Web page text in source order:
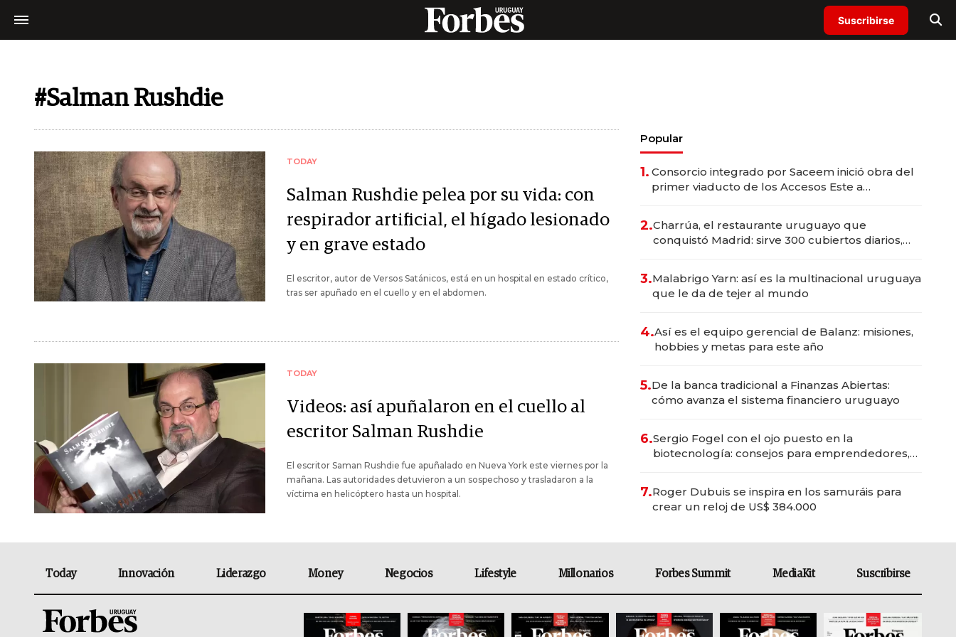
Suscribirse
#Salman Rushdie
TODAY
Salman Rushdie pelea por su vida: con
respirador artificial, el hígado lesionado
y en grave estado
El escritor, autor de Versos Satánicos, está en un hospital en estado crítico,
tras ser apuñado en el cuello y en el abdomen.
TODAY
Videos: así apuñalaron en el cuello al
escritor Salman Rushdie
El escritor Saman Rushdie fue apuñalado en Nueva York este viernes por la
mañana. Las autoridades detuvieron a un sospechoso y trasladaron a la
víctima en helicóptero hasta un hospital.
Popular
1. Consorcio integrado por Saceem inició obra del
primer viaducto de los Accesos Este a
2.Charrúa, el restaurante uruguayo que
conquistó Madrid: sirve 300 cubiertos diarios,
3.Malabrigo Yarn: así es la multinacional uruguaya
que le da de tejer al mundo
4.Así es el equipo gerencial de Balanz: misiones,
hobbies y metas para este año
5.De la banca tradicional a Finanzas Abiertas:
cómo avanza el sistema financiero uruguayo
6.Sergio Fogel con el ojo puesto en la
biotecnología: consejos para emprendedores,
7.Roger Dubuis se inspira en los samuráis para
crear un reloj de US$ 384.000
Today Innovación Liderazgo Money Negocios Lifestyle Millonarios Forbes Summit MediaKit Suscribirse